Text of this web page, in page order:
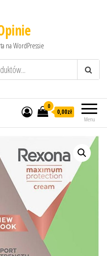
na WordPressie
Menu
0
0,00zł